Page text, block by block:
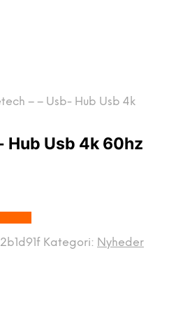
– – Usb- Hub Usb 4k
Hub Usb 4k 60hz
Kategori: Nyheder